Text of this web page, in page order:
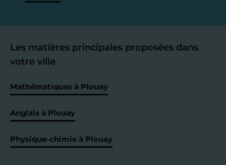
Les matières principales proposées dans
votre ville
Mathématiques à Plouay
Anglais à Plouay
Physique-chimie à Plouay